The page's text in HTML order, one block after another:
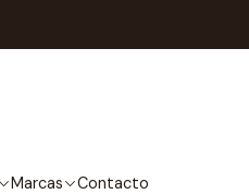
Marcas Contacto
Agregar al Carro